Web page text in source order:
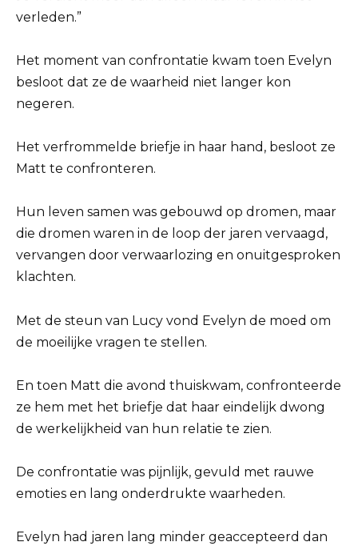
verleden.”
Het moment van confrontatie kwam toen Evelyn
besloot dat ze de waarheid niet langer kon
negeren.
Het verfrommelde briefje in haar hand, besloot ze
Matt te confronteren.
Hun leven samen was gebouwd op dromen, maar
die dromen waren in de loop der jaren vervaagd,
vervangen door verwaarlozing en onuitgesproken
klachten.
Met de steun van Lucy vond Evelyn de moed om
de moeilijke vragen te stellen.
En toen Matt die avond thuiskwam, confronteerde
ze hem met het briefje dat haar eindelijk dwong
de werkelijkheid van hun relatie te zien.
De confrontatie was pijnlijk, gevuld met rauwe
emoties en lang onderdrukte waarheden.
Evelyn had jaren lang minder geaccepteerd dan